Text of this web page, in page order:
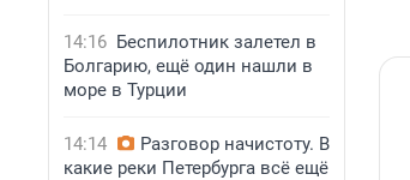
14:16 Беспилотник залетел в
Болгарию, ещё один нашли в
море в Турции
14:14
Разговор начистоту. В
какие реки Петербурга всё ещё